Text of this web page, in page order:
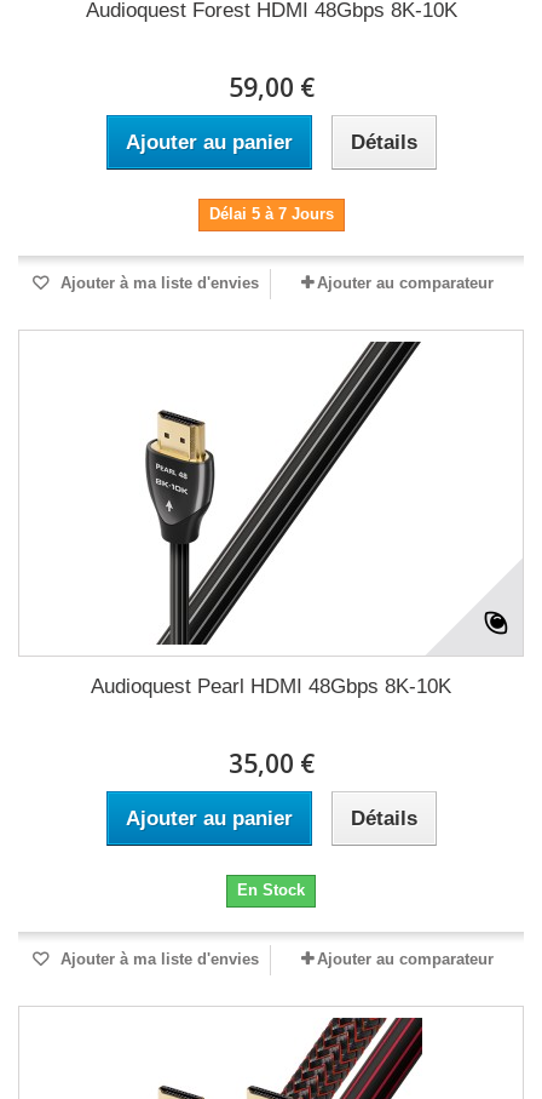
Audioquest Forest HDMI 48Gbps 8K-10K
59,00 €
Ajouter au panier Détails
Délai 5 à 7 Jours
Ajouter à ma liste d'envies Ajouter au comparateur
Audioquest Pearl HDMI 48Gbps 8K-10K
35,00 €
Ajouter au panier Détails
En Stock
Ajouter à ma liste d'envies Ajouter au comparateur